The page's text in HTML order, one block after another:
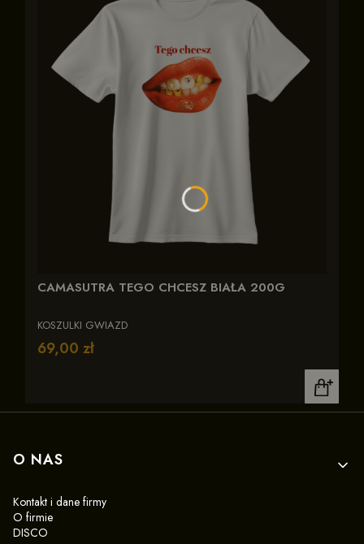
CAMASUTRA TEGO CHCESZ BIAŁA 200G
KOSZULKI GWIAZD
Cena
69,00 zł
Linki w stopce
O NAS
Kontakt i dane firmy
O firmie
DISCO